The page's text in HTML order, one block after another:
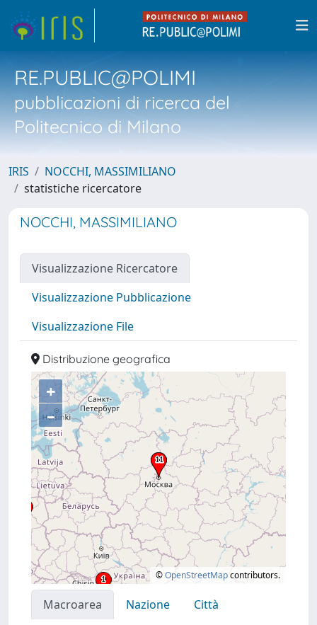
RE.PUBLIC@POLIMI
pubblicazioni di ricerca del
Politecnico di Milano
IRIS
NOCCHI, MASSIMILIANO
statistiche ricercatore
NOCCHI, MASSIMILIANO
Visualizzazione Ricercatore
Visualizzazione Pubblicazione
Visualizzazione File
Distribuzione geografica
+
–
©OpenStreetMapcontributors.
Macroarea Nazione
Città